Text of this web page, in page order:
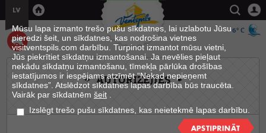
Mūsu lapa izmanto trešo pušu sīkdatnes, lai uzlabotu Jūsu
pieredzi šeit, un sīkdatnes, kas nodrošina vietnes
visitventspils.com darbību. Turpinot izmantot mūsu vietni,
Jūs piekrītiet sīkdatņu izmantošanai. Ja nevēlies pieļaut
nekādu sīkdatņu izmantošanu, tīmekļa pārlūka drošības
iestatījumos ir iespējams atzīmēt “Nekad nepieņemt
sīkdatnes”. Atslēdzot sīkdatnes lapas darbība būs traucēta.
Vairāk par sīkdatnēm šeit
Izslēgt trešo pušu sīkdatnes, kas neietekmē lapas darbību.
6° C
AUTORIZĒJIES